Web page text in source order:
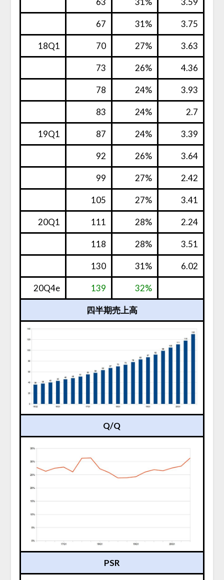
67 31% 3.75
18Q1 70 27% 3.63
73 26% 4.36
78 24% 3.93
83 24% 2.7
19Q1 87 24% 3.39
92 26% 3.64
99 27% 2.42
105 27% 3.41
20Q1 111 28% 2.24
118 28% 3.51
130 31% 6.02
20Q4e 139 32%
四半期売上高
Q/Q
PSR